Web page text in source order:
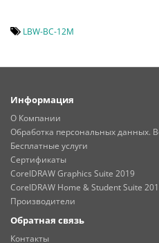
LBW-BC-12M
Информация
О Компании
Обработка персональных данных.
Бесплатные услуги
Сертификаты
CorelDRAW Graphics Suite 2019
CorelDRAW Home & Student Suite
Производители
Обратная связь
Контакты